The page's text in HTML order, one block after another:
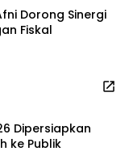
Dorong Sinergi
Fiskal
Dipersiapkan
ke Publik